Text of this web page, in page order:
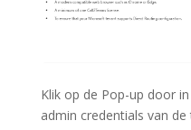
Klik op de Pop-up door
admin credentials van